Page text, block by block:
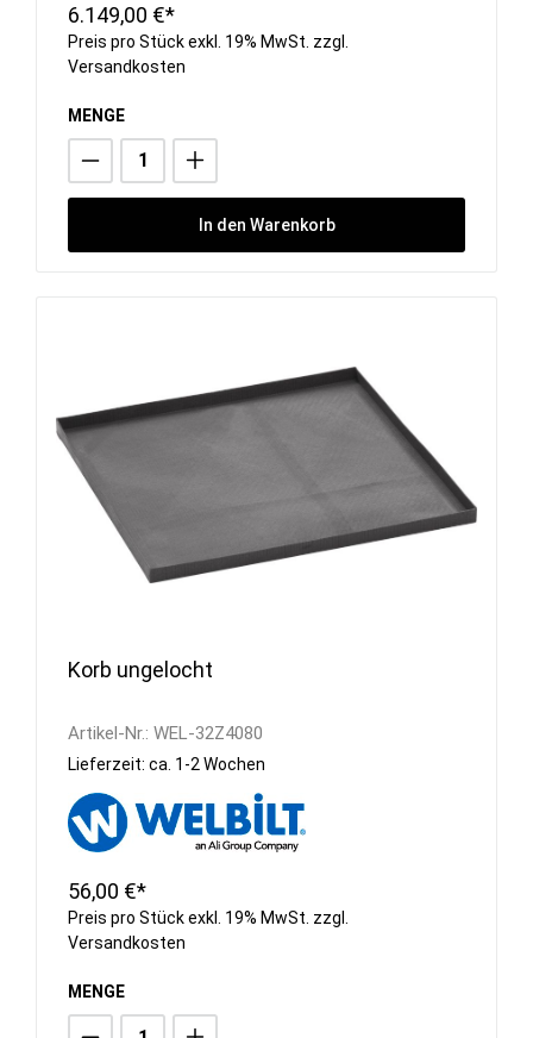
6.149,00 €*
Preis pro Stück exkl. 19% MwSt. zzgl.
Versandkosten
MENGE
In den Warenkorb
Korb ungelocht
Artikel-Nr.: WEL-32Z4080
Lieferzeit: ca. 1-2 Wochen
56,00 €*
Preis pro Stück exkl. 19% MwSt. zzgl.
Versandkosten
MENGE